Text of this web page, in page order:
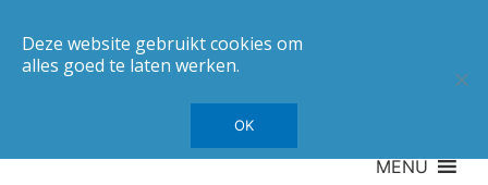
MENU
Deze website gebruikt cookies om
alles goed te laten werken.
OK